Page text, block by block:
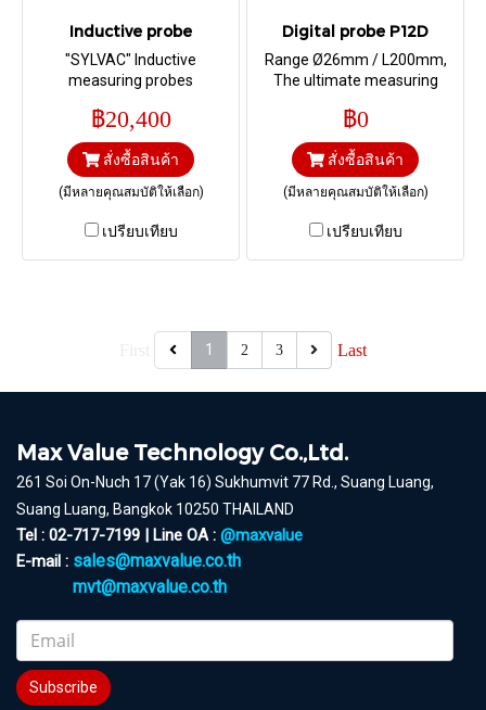
Inductive probe
"SYLVAC" Inductive
measuring probes
฿20,400
สั่งซื้อสินค้า
(มีหลายคุณสมบัติให้เลือก)
เปรียบเทียบ
Digital probe P12D
Range Ø26mm / L200mm,
The ultimate measuring
฿0
สั่งซื้อสินค้า
(มีหลายคุณสมบัติให้เลือก)
เปรียบเทียบ
1 2 3 Last
Max Value Technology Co.,Ltd.
261 Soi On-Nuch 17 (Yak 16) Sukhumvit 77 Rd., Suang Luang,
Suang Luang, Bangkok 10250 THAILAND
Tel : 02-717-7199 | Line OA : @maxvalue
E-mail : sales@maxvalue.co.th
mvt@maxvalue.co.th
Subscribe